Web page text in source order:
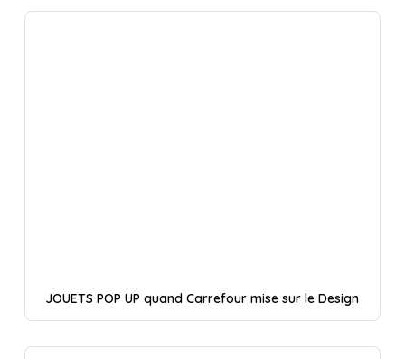
JOUETS POP UP quand Carrefour mise sur le Design